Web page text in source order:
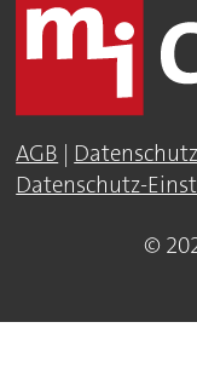
AGB | Datenschutz
Datenschutz-
©